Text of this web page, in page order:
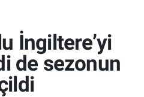
İngiltere’yi
de sezonun